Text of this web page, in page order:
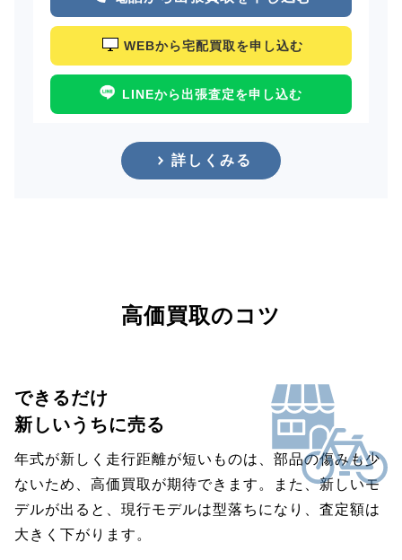
WEBから宅配買取を申し込む
LINEから出張査定を申し込む
詳しくみる
高価買取のコツ
できるだけ
新しいうちに売る
年式が新しく走行距離が短いものは、部品の傷みも少
ないため、高価買取が期待できます。また、新しいモ
デルが出ると、現行モデルは型落ちになり、査定額は
大きく下がります。